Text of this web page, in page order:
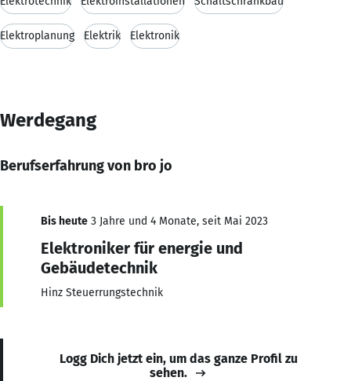
Elektroplanung Elektrik Elektronik
Werdegang
Berufserfahrung von bro jo
Bis heute 3 Jahre und 4 Monate, seit Mai 2023
Elektroniker für energie und
Gebäudetechnik
Hinz Steuerrungstechnik
Logg Dich jetzt ein, um das ganze Profil zu
sehen.